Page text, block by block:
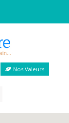
Nos Valeurs